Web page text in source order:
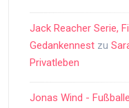
Jack Reacher Serie,
Gedankennest zu
Privatleben
Jonas Wind -